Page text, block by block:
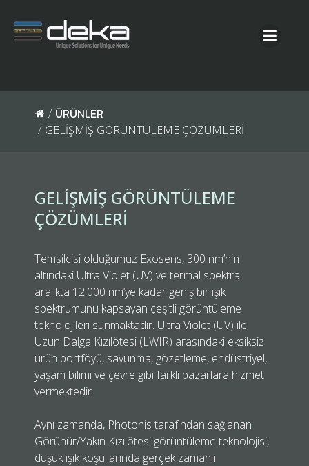
ÜRÜNLER
GELİŞMİŞ GÖRÜNTÜLEME ÇÖZÜMLERİ
GELİŞMİŞ GÖRÜNTÜLEME
ÇÖZÜMLERİ
Temsilcisi olduğumuz Exosens, 300 nm’nin
altındaki Ultra Violet (UV) ve termal spektral
aralıkta 12.000 nm’ye kadar geniş bir ışık
spektrumunu kapsayan çeşitli görüntüleme
teknolojileri sunmaktadır. Ultra Violet (UV) ile
Uzun Dalga Kızılötesi (LWIR) arasındaki eksiksiz
ürün portföyü, savunma, gözetleme, endüstriyel,
yaşam bilimi ve çevre gibi farklı pazarlara hizmet
vermektedir.
Aynı zamanda, Photonis tarafından sağlanan
Görünür/Yakın Kızılötesi görüntüleme teknolojisi,
düşük ışık koşullarında gerçek zamanlı